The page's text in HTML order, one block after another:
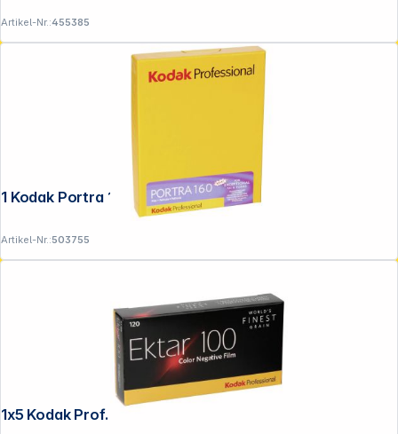
Artikel-Nr.:455385
1 Kodak Portra 160 4x5 10 Blatt
Artikel-Nr.:503755
1x5 Kodak Prof. Ektar 100 120